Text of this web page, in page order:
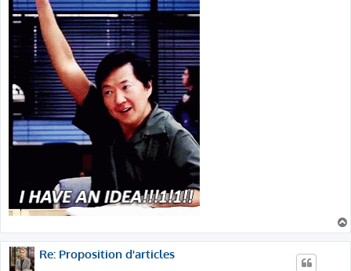
Re: Proposition d'articles